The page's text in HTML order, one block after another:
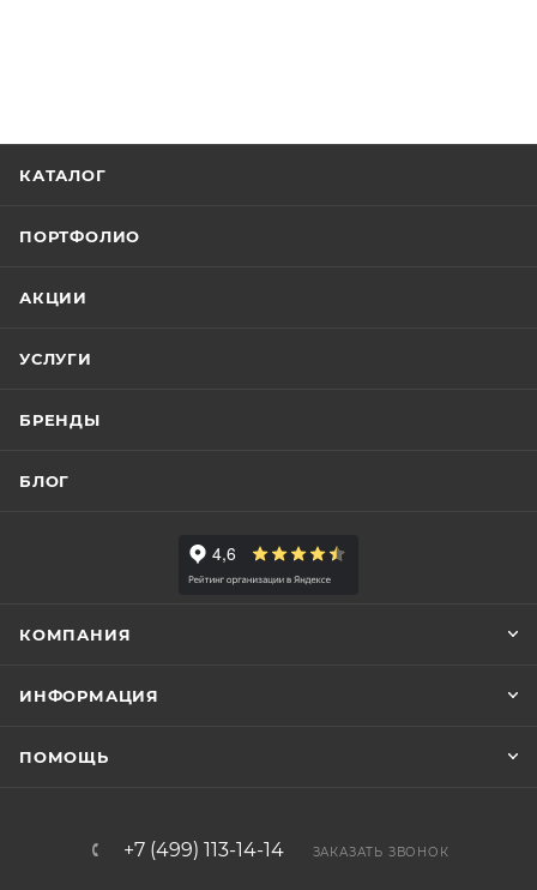
КАТАЛОГ
ПОРТФОЛИО
АКЦИИ
УСЛУГИ
БРЕНДЫ
БЛОГ
КОМПАНИЯ
ИНФОРМАЦИЯ
ПОМОЩЬ
+7 (499) 113-14-14 ЗАКАЗАТЬ ЗВОНОК